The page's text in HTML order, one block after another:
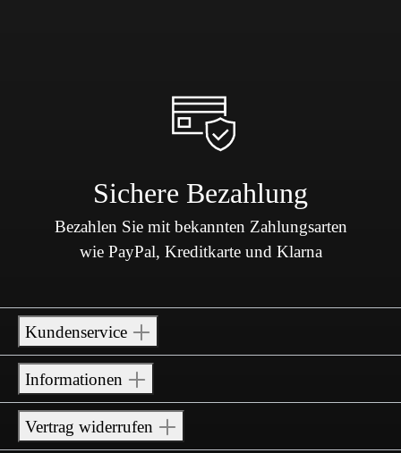
Sichere Bezahlung
Bezahlen Sie mit bekannten Zahlungsarten
wie PayPal, Kreditkarte und Klarna
Kundenservice
Informationen
Vertrag widerrufen